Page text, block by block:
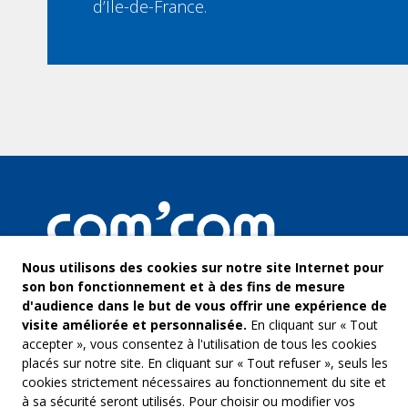
d’Ile-de-France.
Nous utilisons des cookies sur notre site Internet pour
son bon fonctionnement et à des fins de mesure
d'audience dans le but de vous offrir une expérience de
visite améliorée et personnalisée. En cliquant sur « Tout
accepter », vous consentez à l'utilisation de tous les cookies
placés sur notre site. En cliquant sur « Tout refuser », seuls les
cookies strictement nécessaires au fonctionnement du site et
à sa sécurité seront utilisés. Pour choisir ou modifier vos